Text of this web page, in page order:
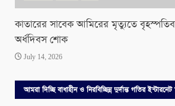
কাতারের সাবেক আমিরের মৃত্যুতে
অর্ধদিবস শোক
July 14, 2026
আমরা দিচ্ছি বাধাহীন ও নিরবিচ্ছিন্ন দুর্দান্ত গতির